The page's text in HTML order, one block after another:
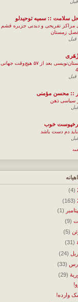
سلامت :: سمیه توحیدلو
مراکز تفریحی و دیدنی جزیره قشم
زمستان
چرا داستان‌نویسی بعد از ۵۷ هیچ‌وقت جهانی
:: محسن مؤمنی
سیاسی ذهن
خوب
باید دم دست باشد
(4)
(163)
(1)
(9)
(5)
(31)
(24)
(33)
(29)
وارده!